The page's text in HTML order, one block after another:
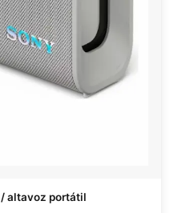
altavoz portátil